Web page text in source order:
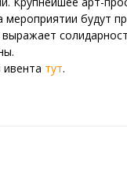
мероприятии будут
выражает
ивента тут.